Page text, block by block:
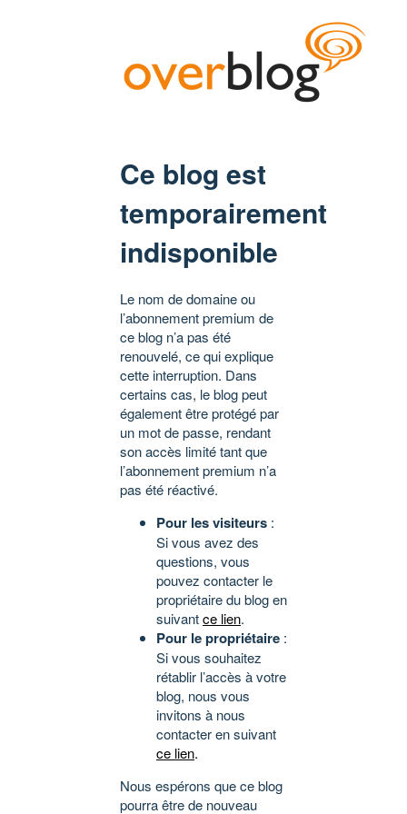
Ce blog est
temporairement
indisponible
Le nom de domaine ou
l’abonnement premium de
ce blog n’a pas été
renouvelé, ce qui explique
cette interruption. Dans
certains cas, le blog peut
également être protégé par
un mot de passe, rendant
son accès limité tant que
l’abonnement premium n’a
pas été réactivé.
Pour les visiteurs :
Si vous avez des
questions, vous
pouvez contacter le
propriétaire du blog en
suivantce lien.
Pour le propriétaire :
Si vous souhaitez
rétablir l’accès à votre
blog, nous vous
invitons à nous
contacter en suivant
ce lien.
Nous espérons que ce blog
pourra être de nouveau